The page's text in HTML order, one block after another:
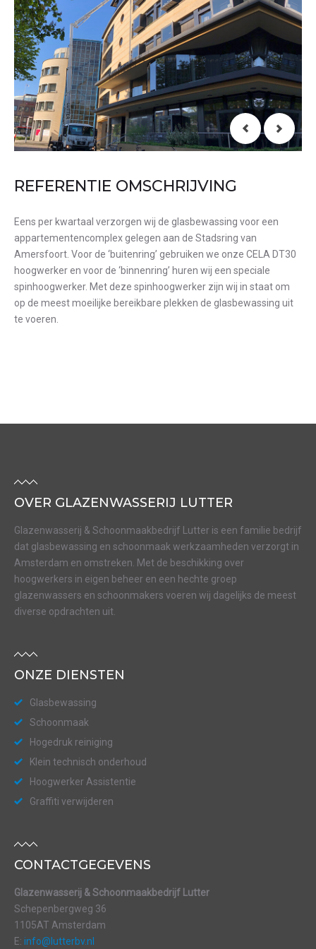
REFERENTIE OMSCHRIJVING
Eens per kwartaal verzorgen wij de glasbewassing voor een
appartementencomplex gelegen aan de Stadsring van
Amersfoort. Voor de ‘buitenring’ gebruiken we onze CELA DT30
hoogwerker en voor de ‘binnenring’ huren wij een speciale
spinhoogwerker. Met deze spinhoogwerker zijn wij in staat om
op de meest moeilijke bereikbare plekken de glasbewassing uit
te voeren.
OVER GLAZENWASSERIJ LUTTER
Glazenwasserij & Schoonmaakbedrijf Lutter is een familie bedrijf
dat glasbewassing en schoonmaak werkzaamheden verzorgt in
Amsterdam en omstreken. Met de beschikking over
hoogwerkers in eigen beheer en een hechte groep
glazenwassers en schoonmakers voeren wij dagelijks de meest
diverse opdrachten uit.
ONZE DIENSTEN
Glasbewassing
Schoonmaak
Hogedruk reiniging
Klein technisch onderhoud
Hoogwerker Assistentie
Graffiti verwijderen
CONTACTGEGEVENS
Glazenwasserij & Schoonmaakbedrijf Lutter
Schepenbergweg 36
1105AT Amsterdam
E: info@lutterbv.nl